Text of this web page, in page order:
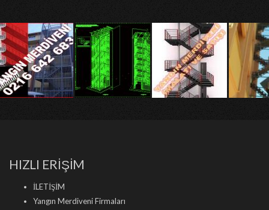
HIZLI ERİŞİM
İLETİŞİM
Yangın Merdiveni Firmaları